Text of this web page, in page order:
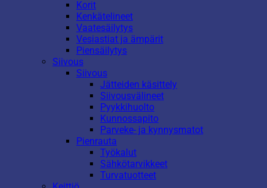
Korit
Kenkätelineet
Vaatesäilytys
Vesiastiat ja ämpärit
Piensäilytys
Siivous
Siivous
Jätteiden käsittely
Siivousvälineet
Pyykkihuolto
Kunnossapito
Parveke- ja kynnysmatot
Pienrauta
Työkalut
Sähkötarvikkeet
Turvatuotteet